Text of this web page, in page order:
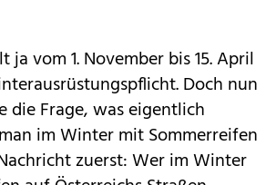
ja vom 1. November bis 15. April
. Doch nun
die Frage, was eigentlich
im Winter mit Sommerreifen
zuerst: Wer im Winter